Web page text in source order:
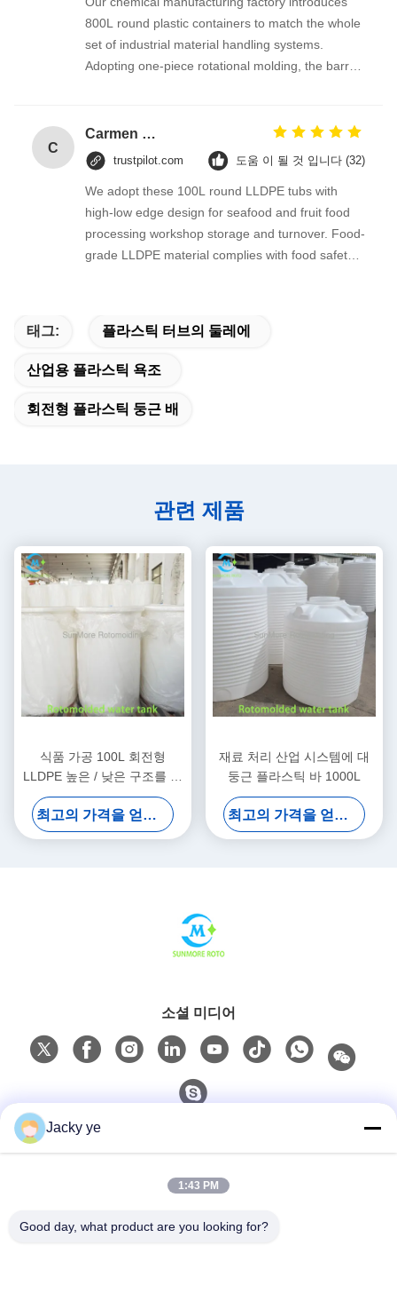
800L round plastic containers to match the whole
set of industrial material handling systems.
Adopting one-piece rotational molding, the barrel
raw material storage and circulation on
production lines.
C
Carmen Fuentes
trustpilot.com 도움 이 될 것 입니다 (32)
We adopt these 100L round LLDPE tubs with
high-low edge design for seafood and fruit food
processing workshop storage and turnover. Food-
grade LLDPE material complies with food safety
태그: 플라스틱 터브의 둘레에
산업용 플라스틱 욕조
회전형 플라스틱 둥근 배
관련 제품
식품 가공 100L 회전형
LLDPE 높은 / 낮은 구조를 가
진 플라스틱 둥근 바
최고의 가격을 얻으십시오
재료 처리 산업 시스템에 대
둥근 플라스틱 바 1000L
최고의 가격을 얻으십시오
소셜 미디어
Jacky ye
1:43 PM
Good day, what product are you looking for?